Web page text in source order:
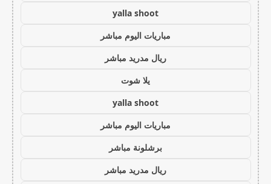
yalla shoot
مباريات اليوم مباشر
ريال مدريد مباشر
يلا شوت
yalla shoot
مباريات اليوم مباشر
برشلونة مباشر
ريال مدريد مباشر